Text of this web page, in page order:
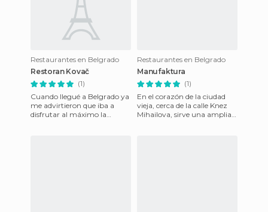
Restaurantes en Belgrado
Restoran Kovač
(1)
Cuando llegué a Belgrado ya
me advirtieron que iba a
disfrutar al máximo la
Restaurantes en Belgrado
Manufaktura
(1)
En el corazón de la ciudad
vieja, cerca de la calle Knez
Mihailova, sirve una amplia